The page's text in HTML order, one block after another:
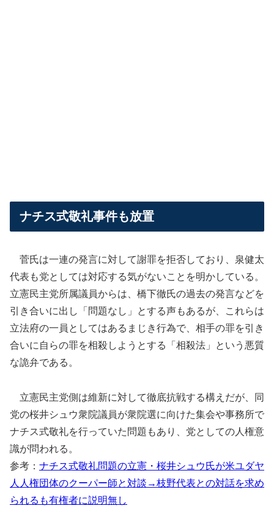
ナチス式敬礼事件も放置
菅氏は一連の発言に対して謝罪を拒否しており、泉健太
代表も党としては対応する気がないことを明かしている。
立憲民主党所属議員からは、橋下徹氏の過去の発言などを
引き合いに出し「問題なし」とする声もあるが、これらは
立法府の一員としてはあるまじき行為で、相手の罪を引き
合いに自らの罪を相殺しようとする「相殺法」という悪質
な詭弁である。
立憲民主党側は維新に対して徹底抗戦する構えだが、同
党の桜井シュウ衆院議員が衆院選に向けた集会や事務所で
ナチス式敬礼を行っていた問題もあり、党としての人権意
識が問われる。
参考： ナチス式敬礼問題の立憲・桜井シュウ氏が米ユダヤ
人人権団体のクーパー師と対談→枝野代表との対話を求め
られるも有権者に説明無し